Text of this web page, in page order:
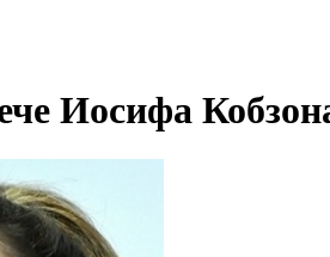
Иосифа